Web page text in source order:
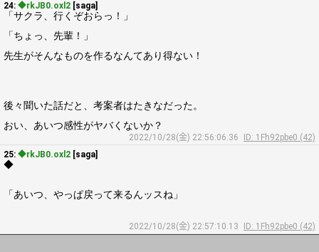
24: ◆rkJB0.oxl2 [saga]
「サクラ、行くぞおらっ！」
「ちょっ、先輩！」
先生がそんなものを作るなんてあり得ない！
後々聞いた話だと、考案者はたきなだった。
おい、あいつ感性がヤバくないか？
2022/10/28(金) 22:56:06.36
ID: 1Fh92pbe0 (42)
25: ◆rkJB0.oxl2 [saga]
◆
「あいつ、やっぱ戻って来るんッスね」
2022/10/28(金) 22:57:10.13 ID: 1Fh92pbe0 (42)